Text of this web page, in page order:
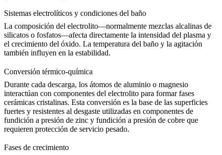
Sistemas electrolíticos y condiciones del baño
La composición del electrolito—normalmente mezclas alcalinas de
silicatos o fosfatos—afecta directamente la intensidad del plasma y
el crecimiento del óxido. La temperatura del baño y la agitación
también influyen en la estabilidad.
Conversión térmico-química
Durante cada descarga, los átomos de aluminio o magnesio
interactúan con componentes del electrolito para formar fases
cerámicas cristalinas. Esta conversión es la base de las superficies
fuertes y resistentes al desgaste utilizadas en componentes de
fundición a presión de zinc y fundición a presión de cobre que
requieren protección de servicio pesado.
Fases de crecimiento